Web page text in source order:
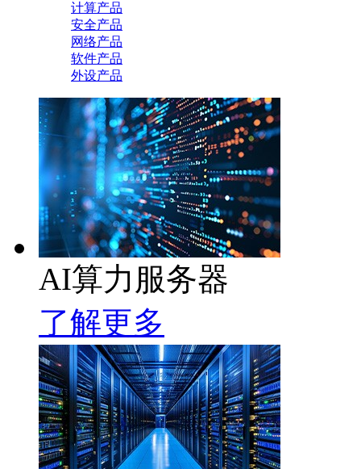
计算产品
安全产品
网络产品
软件产品
外设产品
AI算力服务器
了解更多